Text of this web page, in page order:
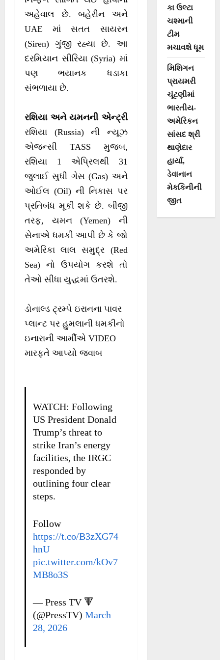
અહેવાલ છે. બહેરીન અને
UAE માં સતત સાયરન
(Siren) ગુંજી રહ્યા છે. આ
દરમિયાન સીરિયા (Syria) માં
પણ ભયાનક ધડાકા
સંભળાયા છે.
રશિયા અને યમનની એન્ટ્રી
રશિયા (Russia) ની ન્યૂઝ
એજન્સી TASS મુજબ,
રશિયા 1 એપ્રિલથી 31
જુલાઈ સુધી ગેસ (Gas) અને
ઓઈલ (Oil) ની નિકાસ પર
પ્રતિબંધ મૂકી શકે છે. બીજી
તરફ, યમન (Yemen) ની
સેનાએ ધમકી આપી છે કે જો
અમેરિકા લાલ સમુદ્ર (Red
Sea) નો ઉપયોગ કરશે તો
તેઓ સીધા યુદ્ધમાં ઉતરશે.
ડોનાલ્ડ ટ્રમ્પે ઇરાનના પાવર
પ્લાન્ટ પર હુમલાની ધમકીનો
ઇનારાની આર્મીએ VIDEO
મારફતે આપ્યો જવાબ
WATCH: Following
US President Donald
Trump’s threat to
strike Iran’s energy
facilities, the IRGC
responded by
outlining four clear
steps.
Follow
https://t.co/B3zXG74
hnU
pic.twitter.com/kOv7
MB8o3S
— Press TV 🔻
(@PressTV) March
28, 2026
કા ઉલ્ટા
ચશ્માની
ટીમ
મચાવશે ધૂમ
મિશિગન
પ્રાયમરી
ચૂંટણીમાં
ભારતીય-
અમેરિકન
સાંસદ શ્રી
થાણેદાર
હાર્યા,
ડેવાનાન
મેકકિનીની
જીત